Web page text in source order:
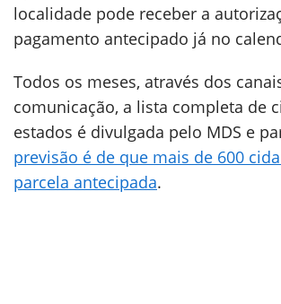
localidade pode receber a
pagamento antecipado já no
Todos os meses, através dos
comunicação, a lista completa de
estados é divulgada pelo MDS e
previsão é de que mais de 600
parcela antecipada.